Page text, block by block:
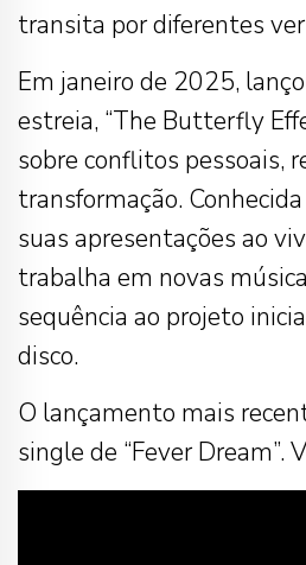
transita por diferentes
Em janeiro de 2025,
estreia, “The Butterfly
sobre conflitos pessoais,
transformação.
suas apresentações ao
trabalha em novas
sequência ao projeto
disco.
O lançamento mais
single de “Fever Dream”.